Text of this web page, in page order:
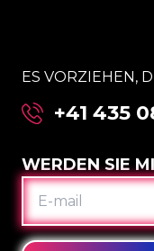
ES VORZIEHEN,
+41 435
WERDEN SIE
E-
MAIL